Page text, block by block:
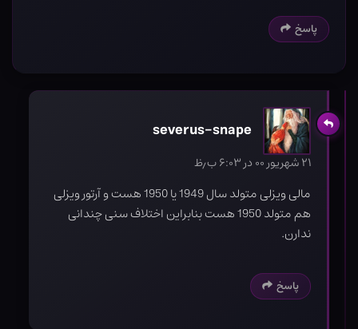
پاسخ
severus-snape
۲۱ شهریور ۰۰ در ۶:۰۳ ب٫ظ
مالی ویزلی متولد سال 1949 یا 1950 هست و آرتور ویزلی
هم متولد 1950 هست بنابراین اختلاف سنی چندانی
ندارن.
پاسخ